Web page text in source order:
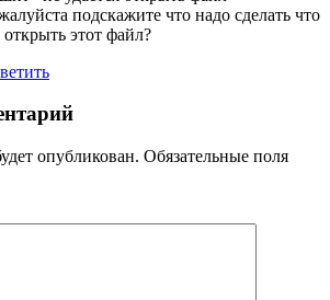
подскажите что надо сделать что
этот файл?
опубликован. Обязательные поля